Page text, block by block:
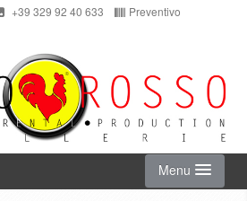
+39 329 92 40 633
Preventivo
Menu